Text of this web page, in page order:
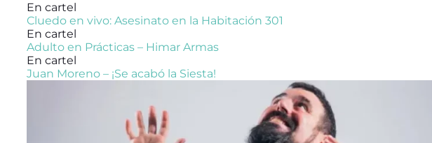
En cartel
Cluedo en vivo: Asesinato en la Habitación 301
En cartel
Adulto en Prácticas – Himar Armas
En cartel
Juan Moreno – ¡Se acabó la Siesta!